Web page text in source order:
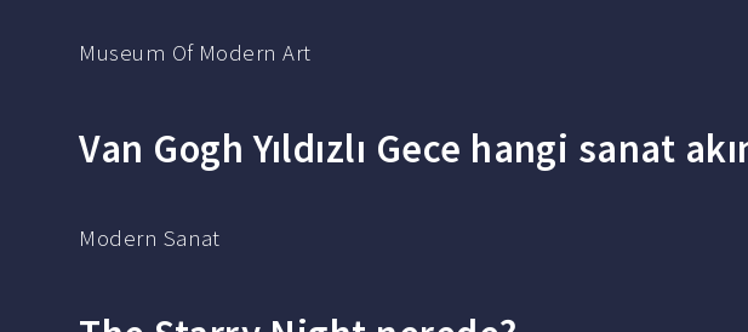
Museum Of Modern Art
Van Gogh Yıldızlı Gece hangi sanat
Modern Sanat